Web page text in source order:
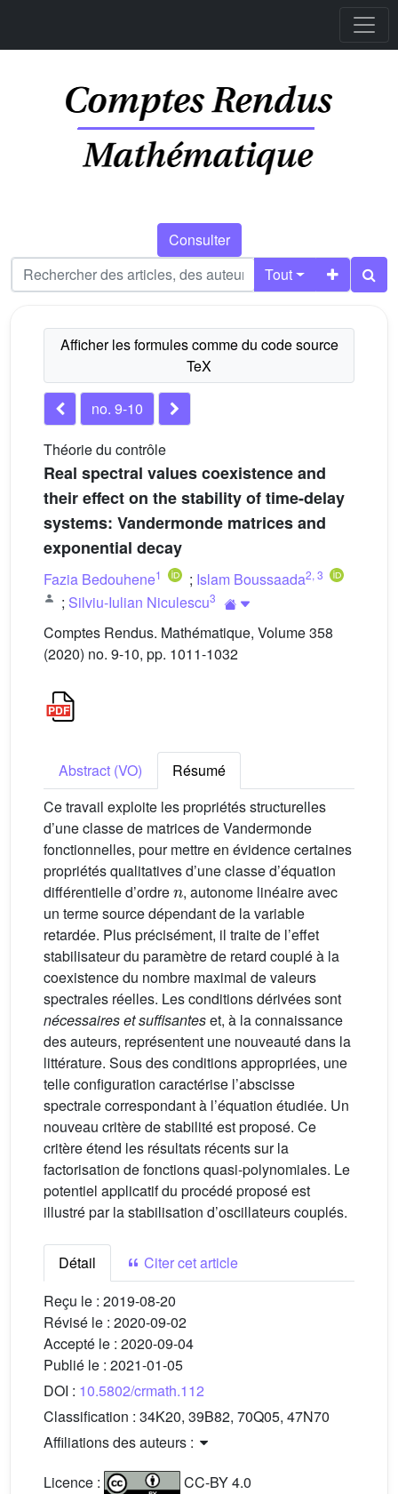
Consulter
Tout
no. 9-10
Théorie du contrôle
Real spectral values coexistence and
their effect on the stability of time-delay
systems: Vandermonde matrices and
exponential decay
Fazia Bedouhene1 ; Islam Boussaada2, 3
; Silviu-Iulian Niculescu3
Comptes Rendus. Mathématique, Volume 358
(2020) no. 9-10, pp. 1011-1032
Abstract (VO)
Résumé
Ce travail exploite les propriétés structurelles
d’une classe de matrices de Vandermonde
fonctionnelles, pour mettre en évidence certaines
propriétés qualitatives d’une classe d’équation
différentielle d’ordre
n
, autonome linéaire avec
un terme source dépendant de la variable
retardée. Plus précisément, il traite de l’effet
stabilisateur du paramètre de retard couplé à la
coexistence du nombre maximal de valeurs
spectrales réelles. Les conditions dérivées sont
nécessaires et suffisanteset, à la connaissance
des auteurs, représentent une nouveauté dans la
littérature. Sous des conditions appropriées, une
telle configuration caractérise l’abscisse
spectrale correspondant à l’équation étudiée. Un
nouveau critère de stabilité est proposé. Ce
critère étend les résultats récents sur la
factorisation de fonctions quasi-polynomiales. Le
potentiel applicatif du procédé proposé est
illustré par la stabilisation d’oscillateurs couplés.
Détail
Citer cet article
Reçu le : 2019-08-20
Révisé le : 2020-09-02
Accepté le : 2020-09-04
Publié le : 2021-01-05
DOI : 10.5802/crmath.112
Classification : 34K20, 39B82, 70Q05, 47N70
Affiliations des auteurs :
Licence :
CC-BY 4.0